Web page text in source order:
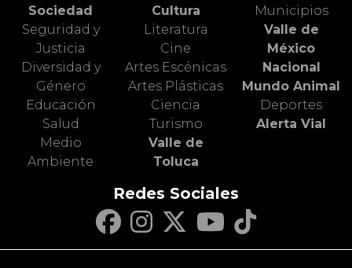
Sociedad
Seguridad y
Justicia
Diversidad y
Género
Educación
Salud
Medio
Ambiente
Cultura
Literatura
Cine
Artes Escénicas
Artes Plásticas
Ciencia
Turismo
Valle de
Toluca
Municipios
Valle de
México
Nacional
Mundo Animal
Deportes
Alerta Vial
Redes Sociales